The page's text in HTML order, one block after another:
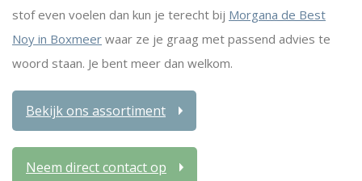
stof even voelen dan kun je terecht bij Morgana de Best
Noy in Boxmeer waar ze je graag met passend advies te
woord staan. Je bent meer dan welkom.
Bekijk ons assortiment
Neem direct contact op